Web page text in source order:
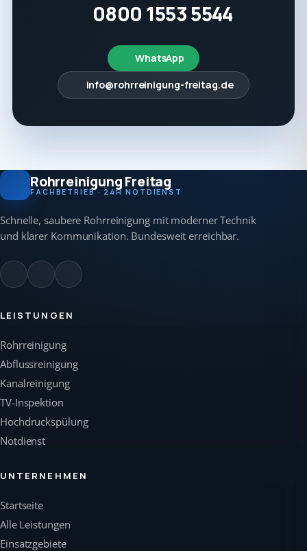
0800 1553 5544
WhatsApp
info@rohrreinigung-freitag.de
Rohrreinigung Freitag
FACHBETRIEB · 24H NOTDIENST
Schnelle, saubere Rohrreinigung mit moderner Technik
und klarer Kommunikation. Bundesweit erreichbar.
LEISTUNGEN
Rohrreinigung
Abflussreinigung
Kanalreinigung
TV-Inspektion
Hochdruckspülung
Notdienst
UNTERNEHMEN
Startseite
Alle Leistungen
Einsatzgebiete